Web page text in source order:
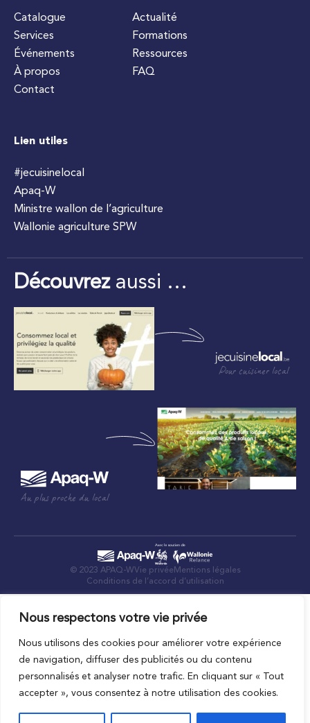
Nous respectons votre vie privée
Nous utilisons des cookies pour améliorer votre expérience
de navigation, diffuser des publicités ou du contenu
personnalisés et analyser notre trafic. En cliquant sur « Tout
accepter », vous consentez à notre utilisation des cookies.
Catalogue
Services
Événements
À propos
Contact
Actualité
Formations
Ressources
FAQ
Lien utiles
#jecuisinelocal
Apaq-W
Ministre wallon de l’agriculture
Wallonie agriculture SPW
Découvrezaussi …
Pour cuisiner local
Au plus proche du local
© 2023 APAQ-WVie privée Mentions légales
Conditions de l’accord d’utilisation